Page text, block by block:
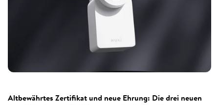
Altbewährtes Zertifikat und neue Ehrung: Die drei neuen